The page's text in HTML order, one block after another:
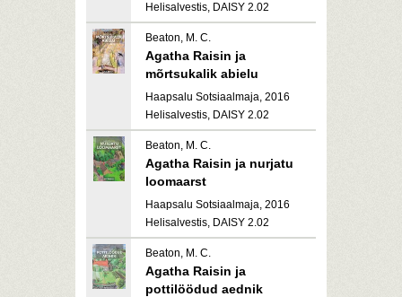
Helisalvestis, DAISY 2.02
Beaton, M. C.
Agatha Raisin ja
mõrtsukalik abielu
Haapsalu Sotsiaalmaja, 2016
Helisalvestis, DAISY 2.02
Beaton, M. C.
Agatha Raisin ja nurjatu
loomaarst
Haapsalu Sotsiaalmaja, 2016
Helisalvestis, DAISY 2.02
Beaton, M. C.
Agatha Raisin ja
pottilöödud aednik